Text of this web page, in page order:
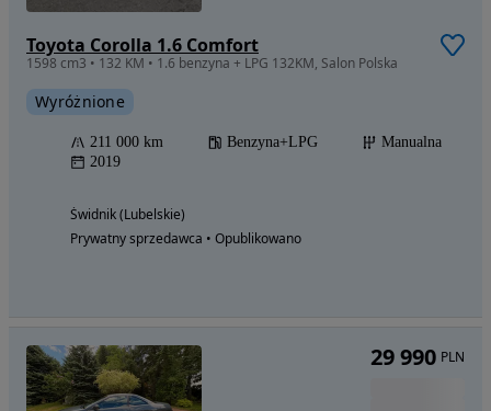
Toyota Corolla 1.6 Comfort
1598 cm3 • 132 KM • 1.6 benzyna + LPG 132KM, Salon Polska
Wyróżnione
211 000 km Benzyna+LPG
Manualna
2019
Świdnik (Lubelskie)
Prywatny sprzedawca • Opublikowano
29 990 PLN